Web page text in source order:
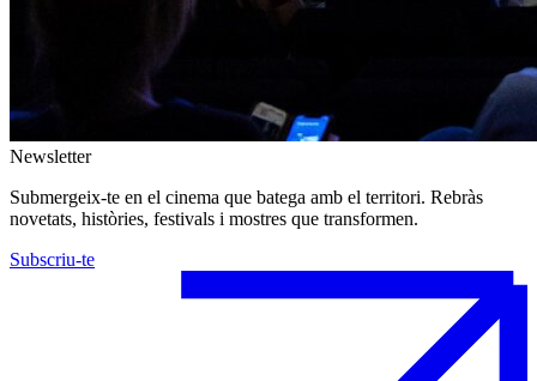
Newsletter
Submergeix-te en el cinema que batega amb el territori. Rebràs
novetats, històries, festivals i mostres que transformen.
Subscriu-te